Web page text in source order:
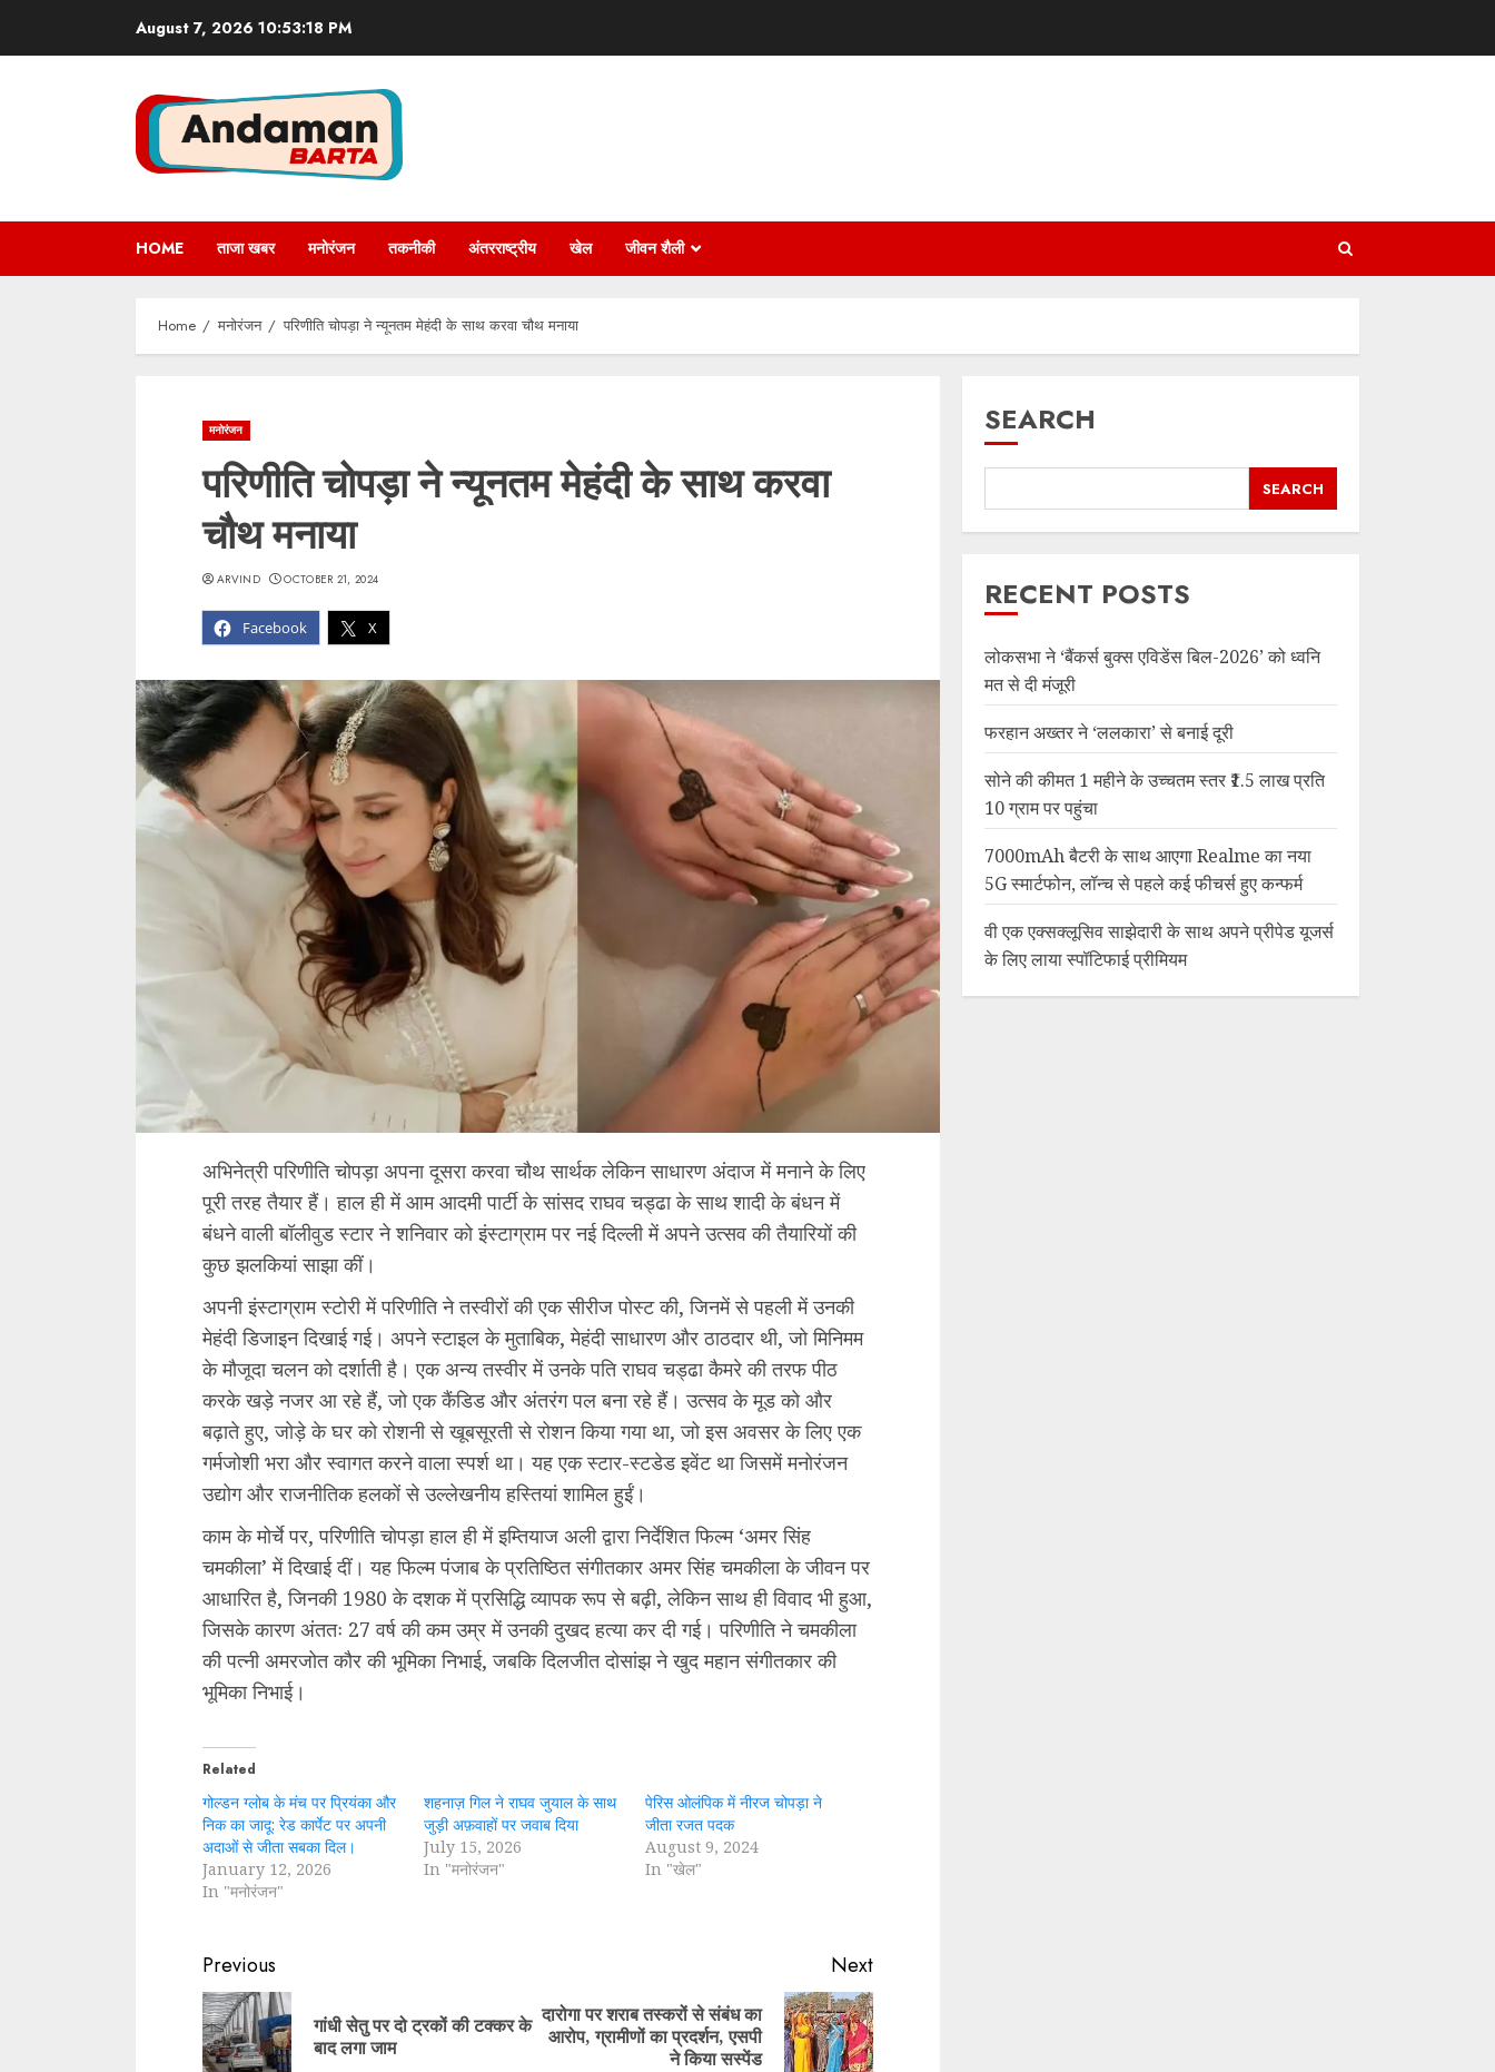
August 7, 2026 10:53:19 PM
HOME ताजा खबर मनोरंजन तकनीकी अंतरराष्ट्रीय खेल जीवन शैली
Home मनोरंजन परिणीति चोपड़ा ने न्यूनतम मेहंदी के साथ करवा चौथ मनाया
मनोरंजन
परिणीति चोपड़ा ने न्यूनतम मेहंदी के साथ करवा
चौथ मनाया
Facebook X
ARVIND OCTOBER 21, 2024
अभिनेत्री परिणीति चोपड़ा अपना दूसरा करवा चौथ सार्थक लेकिन साधारण अंदाज में मनाने के लिए
पूरी तरह तैयार हैं। हाल ही में आम आदमी पार्टी के सांसद राघव चड्ढा के साथ शादी के बंधन में
बंधने वाली बॉलीवुड स्टार ने शनिवार को इंस्टाग्राम पर नई दिल्ली में अपने उत्सव की तैयारियों की
कुछ झलकियां साझा कीं।
अपनी इंस्टाग्राम स्टोरी में परिणीति ने तस्वीरों की एक सीरीज पोस्ट की, जिनमें से पहली में उनकी
मेहंदी डिजाइन दिखाई गई। अपने स्टाइल के मुताबिक, मेहंदी साधारण और ठाठदार थी, जो मिनिमम
के मौजूदा चलन को दर्शाती है। एक अन्य तस्वीर में उनके पति राघव चड्ढा कैमरे की तरफ पीठ
करके खड़े नजर आ रहे हैं, जो एक कैंडिड और अंतरंग पल बना रहे हैं। उत्सव के मूड को और
बढ़ाते हुए, जोड़े के घर को रोशनी से खूबसूरती से रोशन किया गया था, जो इस अवसर के लिए एक
गर्मजोशी भरा और स्वागत करने वाला स्पर्श था। यह एक स्टार-स्टडेड इवेंट था जिसमें मनोरंजन
उद्योग और राजनीतिक हलकों से उल्लेखनीय हस्तियां शामिल हुईं।
काम के मोर्चे पर, परिणीति चोपड़ा हाल ही में इम्तियाज अली द्वारा निर्देशित फिल्म ‘अमर सिंह
चमकीला’ में दिखाई दीं। यह फिल्म पंजाब के प्रतिष्ठित संगीतकार अमर सिंह चमकीला के जीवन पर
आधारित है, जिनकी 1980 के दशक में प्रसिद्धि व्यापक रूप से बढ़ी, लेकिन साथ ही विवाद भी हुआ,
जिसके कारण अंततः 27 वर्ष की कम उम्र में उनकी दुखद हत्या कर दी गई। परिणीति ने चमकीला
की पत्नी अमरजोत कौर की भूमिका निभाई, जबकि दिलजीत दोसांझ ने खुद महान संगीतकार की
भूमिका निभाई।
Related
गोल्डन ग्लोब के मंच पर प्रियंका और
निक का जादू: रेड कार्पेट पर अपनी
अदाओं से जीता सबका दिल।
January 12, 2026
In "मनोरंजन"
शहनाज़ गिल ने राघव जुयाल के साथ
जुड़ी अफ़वाहों पर जवाब दिया
July 15, 2026
In "मनोरंजन"
पेरिस ओलंपिक में नीरज चोपड़ा ने
जीता रजत पदक
August 9, 2024
In "खेल"
Continue
Reading
Previous
Previous
गांधी सेतु पर दो ट्रकों की टक्कर के
बाद लगा जाम
Next
Next
दारोगा पर शराब तस्करों से संबंध का
आरोप, ग्रामीणों का प्रदर्शन, एसपी
ने किया सस्पेंड
SEARCH
SEARCH
RECENT POSTS
लोकसभा ने ‘बैंकर्स बुक्स एविडेंस बिल-2026’ को ध्वनि
मत से दी मंजूरी
फरहान अख्तर ने ‘ललकारा’ से बनाई दूरी
सोने की कीमत 1 महीने के उच्चतम स्तर ₹1.5 लाख प्रति
10 ग्राम पर पहुंचा
7000mAh बैटरी के साथ आएगा Realme का नया
5G स्मार्टफोन, लॉन्च से पहले कई फीचर्स हुए कन्फर्म
वी एक एक्सक्लूसिव साझेदारी के साथ अपने प्रीपेड यूजर्स
के लिए लाया स्पॉटिफाई प्रीमियम